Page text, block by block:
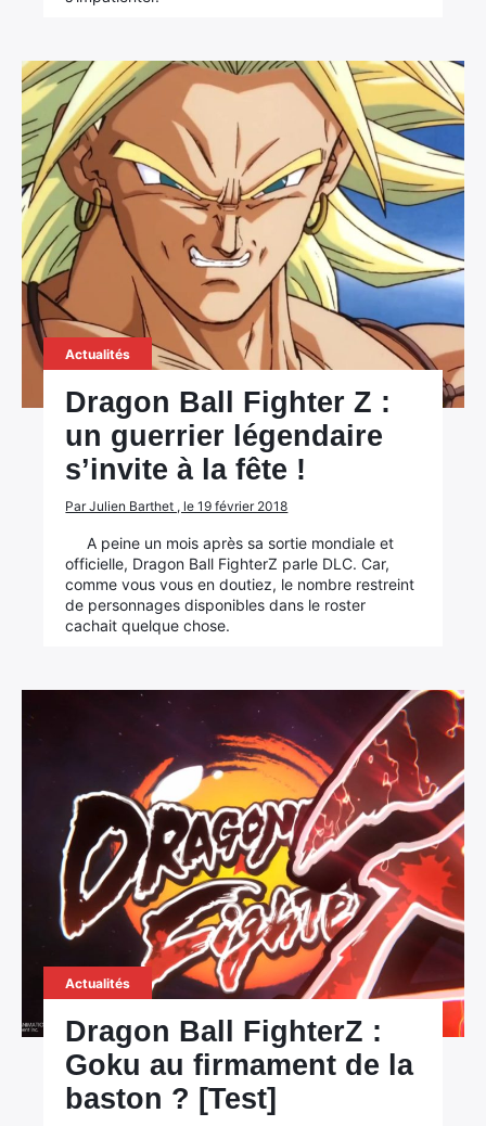
Actualités
Dragon Ball Fighter Z :
un guerrier légendaire
s’invite à la fête !
Par Julien Barthet , le 19 février 2018
A peine un mois après sa sortie mondiale et
officielle, Dragon Ball FighterZ parle DLC. Car,
comme vous vous en doutiez, le nombre restreint
de personnages disponibles dans le roster
cachait quelque chose.
Actualités
Dragon Ball FighterZ :
Goku au firmament de la
baston ? [Test]